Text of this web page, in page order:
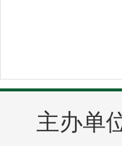
主办单